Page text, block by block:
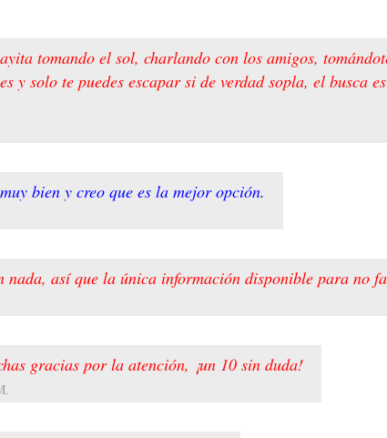
tomando el sol, charlando con los amigos,
y solo te puedes escapar si de verdad sopla, el busca
bien y creo que es la mejor opción.
nada, así que la única información disponible para no
gracias por la atención, ¡un 10 sin duda!